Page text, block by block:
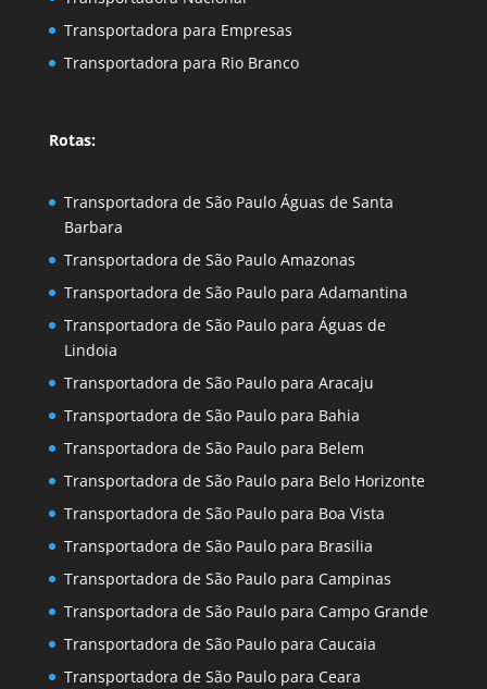
Transportadora para Empresas
Transportadora para Rio Branco
Rotas:
Transportadora de São Paulo Águas de Santa
Barbara
Transportadora de São Paulo Amazonas
Transportadora de São Paulo para Adamantina
Transportadora de São Paulo para Águas de
Lindoia
Transportadora de São Paulo para Aracaju
Transportadora de São Paulo para Bahia
Transportadora de São Paulo para Belem
Transportadora de São Paulo para Belo Horizonte
Transportadora de São Paulo para Boa Vista
Transportadora de São Paulo para Brasilia
Transportadora de São Paulo para Campinas
Transportadora de São Paulo para Campo Grande
Transportadora de São Paulo para Caucaia
Transportadora de São Paulo para Ceara